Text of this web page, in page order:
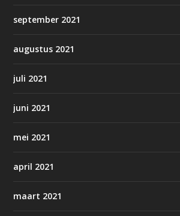
september 2021
augustus 2021
juli 2021
juni 2021
mei 2021
april 2021
maart 2021